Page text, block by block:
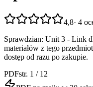
4,8· 4
Sprawdzian: Unit 3 - Link
materiałów z tego
dostęp od razu po zakupie.
PDFstr. 1 / 12